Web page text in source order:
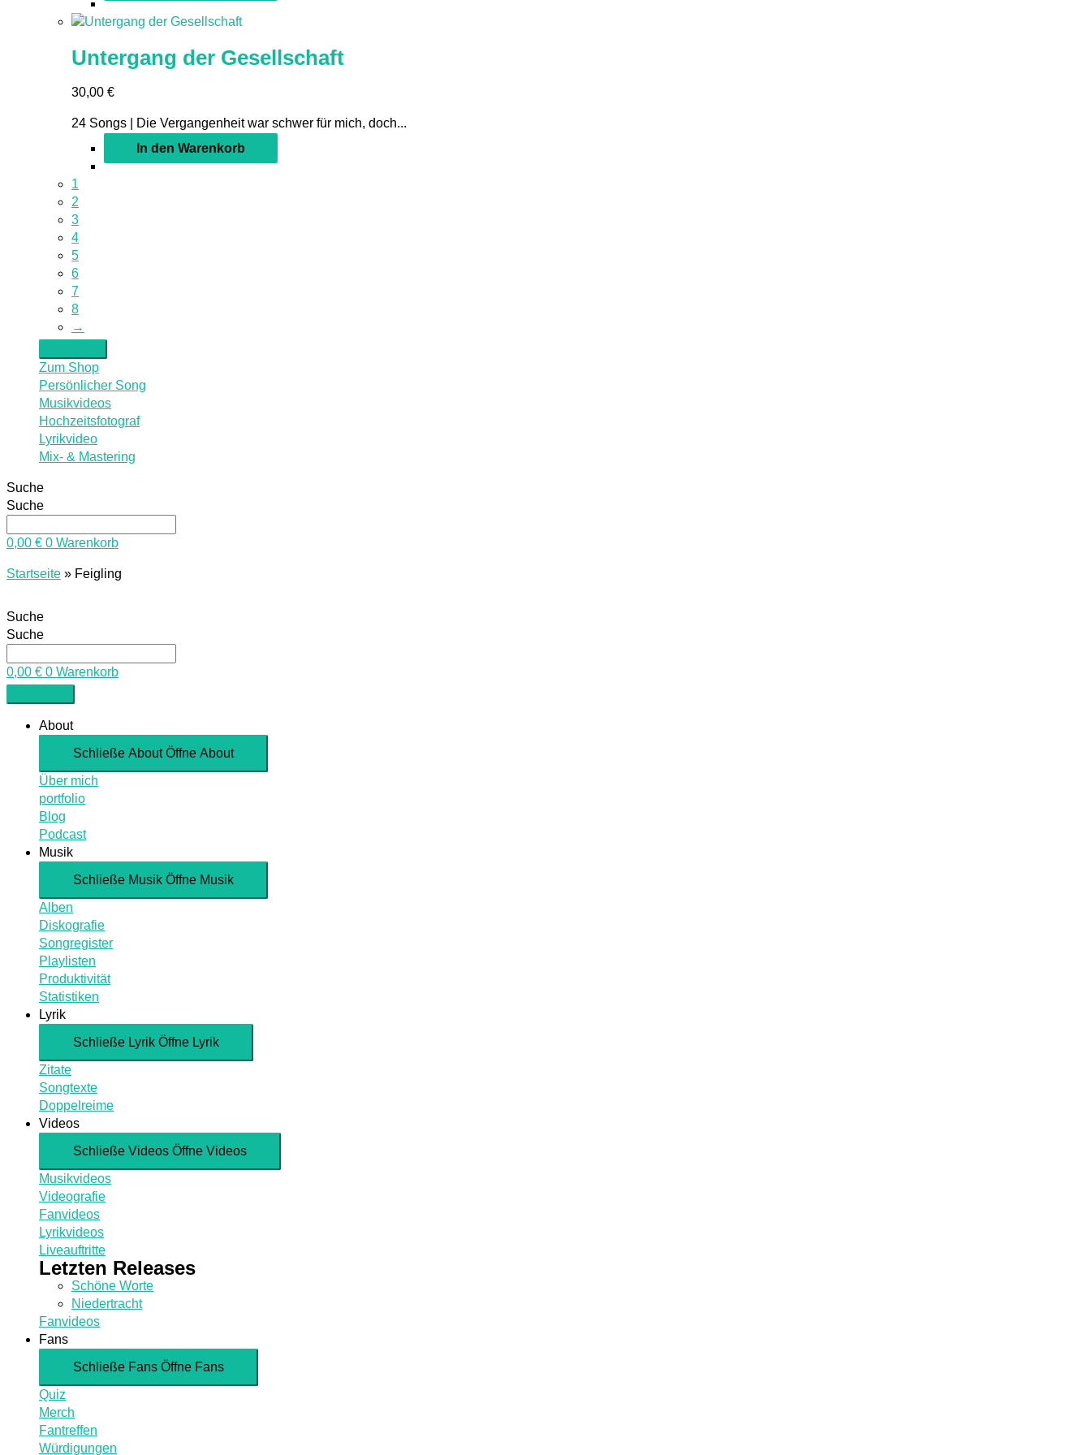
Untergang der Gesellschaft
30,00 €
24 Songs | Die Vergangenheit war schwer für mich, doch...
In den Warenkorb
1
2
3
4
5
6
7
8
→
Zum Shop
Persönlicher Song
Musikvideos
Hochzeitsfotograf
Lyrikvideo
Mix- & Mastering
Suche
Suche
0,00 € 0 Warenkorb
Startseite » Feigling
Suche
Suche
0,00 € 0 Warenkorb
About
Schließe About Öffne About
Über mich
portfolio
Blog
Podcast
Musik
Schließe Musik Öffne Musik
Alben
Diskografie
Songregister
Playlisten
Produktivität
Statistiken
Lyrik
Schließe Lyrik Öffne Lyrik
Zitate
Songtexte
Doppelreime
Videos
Schließe Videos Öffne Videos
Musikvideos
Videografie
Fanvideos
Lyrikvideos
Liveauftritte
Letzten Releases
Schöne Worte
Niedertracht
Fanvideos
Fans
Schließe Fans Öffne Fans
Quiz
Merch
Fantreffen
Würdigungen